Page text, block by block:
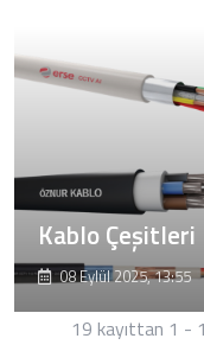
Kablo Çeşitleri
08 Eylül 2025, 13:55
19 kayıttan 1 -